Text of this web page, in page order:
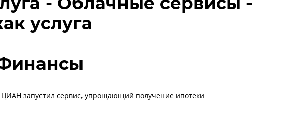
услуга
ЦИАН запустил сервис, упрощающий получение ипотеки